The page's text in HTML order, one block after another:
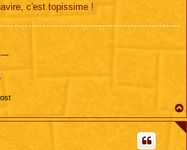
c'est topissime !
I—